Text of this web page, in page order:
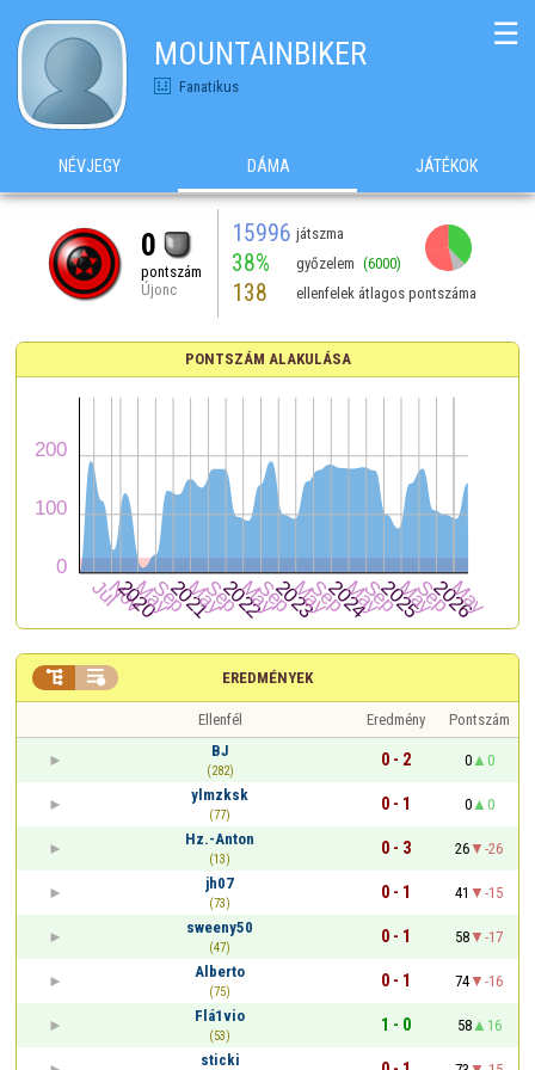
MOUNTAINBIKER
Fanatikus
☰
NÉVJEGY DÁMA JÁTÉKOK
0
pontszám
Újonc
15996 játszma
38% győzelem (6000)
138 ellenfelek átlagos pontszáma
PONTSZÁM ALAKULÁSA
EREDMÉNYEK
 
Ellenfél Eredmény
Pontszám
BJ
(282)
0 - 2 0
0
ylmzksk
(77)
0 - 1 0
0
Hz.-Anton
(13)
0 - 3 26
-26
jh07
(73)
0 - 1 41
-15
sweeny50
(47)
0 - 1 58
-17
Alberto
(75)
0 - 1 74
-16
Flá1vio
(53)
1 - 0 58
16
sticki